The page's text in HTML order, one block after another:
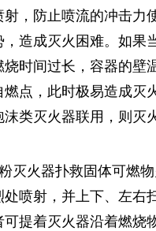
射，防止喷流的冲击力
，造成灭火困难。如果
烧时间过长，容器的壁
点，此时极易造成灭
沫类灭火器联用，则灭
灭火器扑救固体可燃物
处喷射，并上下、左右
提着灭火器沿着燃烧